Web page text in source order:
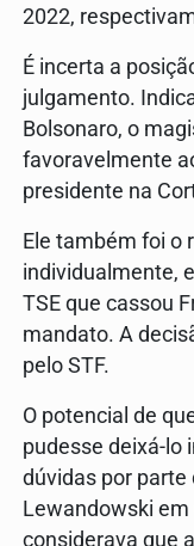
2022,
É incerta a
julgamento.
Bolsonaro, o
favoravelmente
presidente na
Ele também foi o
individualmente,
TSE que cassou
mandato. A
pelo STF.
O potencial de
pudesse deixá-lo
dúvidas por parte
Lewandowski
considerava que